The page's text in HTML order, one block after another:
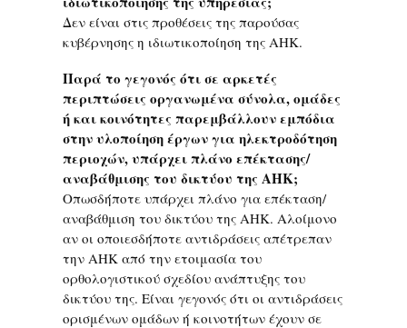
Δεν είναι στις προθέσεις της παρούσας
κυβέρνησης η ιδιωτικοποίηση της ΑΗΚ.
Παρά το γεγονός ότι σε αρκετές
περιπτώσεις οργανωμένα σύνολα, ομάδες
ή και κοινότητες παρεμβάλλουν εμπόδια
στην υλοποίηση έργων για ηλεκτροδότηση
περιοχών, υπάρχει πλάνο επέκτασης/
αναβάθμισης του δικτύου της ΑΗΚ;
Οπωσδήποτε υπάρχει πλάνο για επέκταση/
αναβάθμιση του δικτύου της ΑΗΚ. Αλοίμονο
αν οι οποιεσδήποτε αντιδράσεις απέτρεπαν
την ΑΗΚ από την ετοιμασία του
ορθολογιστικού σχεδίου ανάπτυξης του
δικτύου της. Είναι γεγονός ότι οι αντιδράσεις
ορισμένων ομάδων ή κοινοτήτων έχουν σε